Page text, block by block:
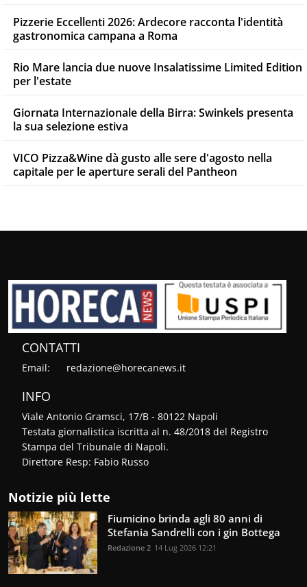
Pizzerie Eccellenti 2026: Ardecore racconta l'identità
gastronomica campana a Roma
Rio Mare lancia due nuove Insalatissime Limited Edition
per l'estate
Giornata Internazionale della Birra: Swinkels presenta
la sua selezione estiva
VICO Pizza&Wine dà gusto alle sere d'agosto nella
capitale per le aperture serali del Pantheon
CONTATTI
Email: redazione@horecanews.it
INFO
Viale Antonio Gramsci, 17/B - 80122 Napoli
Testata giornalistica iscritta al n. 48/2018 del Registro
Stampa del Tribunale di Napoli.
Direttore Resp: Fabio Russo
Notizie più lette
Fiumicino brinda agli 80 anni di
Stefania Sandrelli con i gin Bottega
Redazione 2 14 Lug 2026 12:21